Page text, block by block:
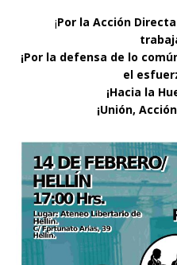
¡Por la Acción
¡Por la defensa de lo
el
¡Hacia la
¡Unión,